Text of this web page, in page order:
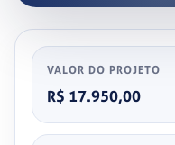
VALOR DO PROJETO
R$ 17.950,00